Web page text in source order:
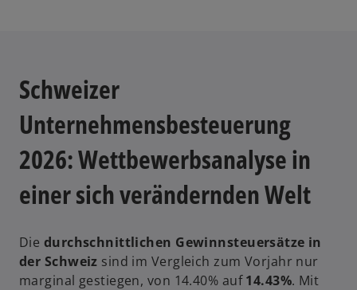
Schweizer
Unternehmensbesteuerung
2026: Wettbewerbsanalyse in
einer sich verändernden Welt
Die durchschnittlichen Gewinnsteuersätze in
der Schweiz sind im Vergleich zum Vorjahr nur
marginal gestiegen, von 14.40% auf14.43%. Mit